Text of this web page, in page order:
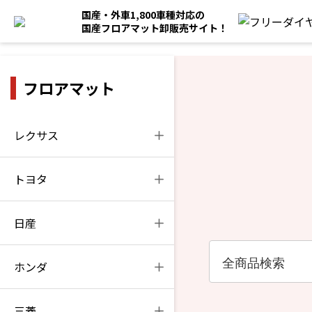
国産・外車1,800車種対応の
国産フロアマット卸販売サイト！
フロアマット
レクサス
トヨタ
日産
ホンダ